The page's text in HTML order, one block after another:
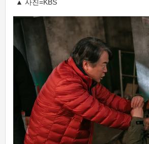
▲ 사진=KBS